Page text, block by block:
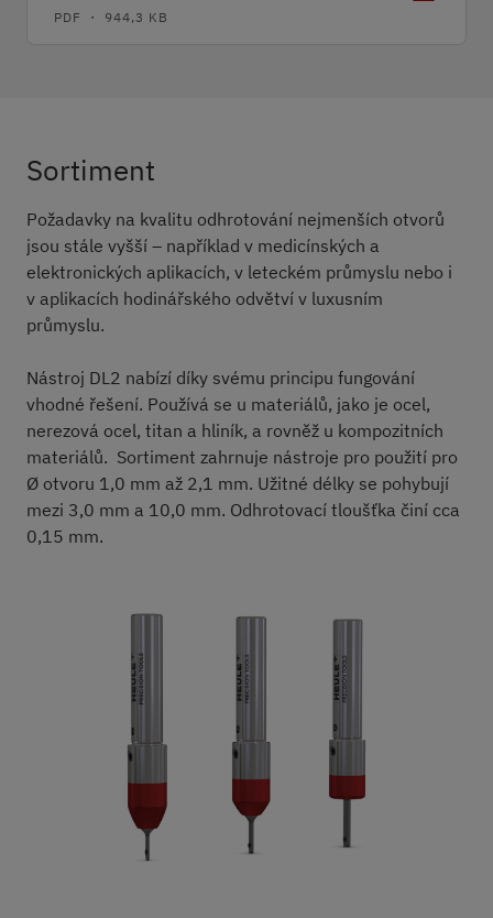
PDF ・ 944,3 KB
Sortiment
Požadavky na kvalitu odhrotování nejmenších otvorů
jsou stále vyšší – například v medicínských a
elektronických aplikacích, v leteckém průmyslu nebo i
v aplikacích hodinářského odvětví v luxusním
průmyslu.
Nástroj DL2 nabízí díky svému principu fungování
vhodné řešení. Používá se u materiálů, jako je ocel,
nerezová ocel, titan a hliník, a rovněž u kompozitních
materiálů. Sortiment zahrnuje nástroje pro použití pro
Ø otvoru 1,0 mm až 2,1 mm. Užitné délky se pohybují
mezi 3,0 mm a 10,0 mm. Odhrotovací tloušťka činí cca
0,15 mm.